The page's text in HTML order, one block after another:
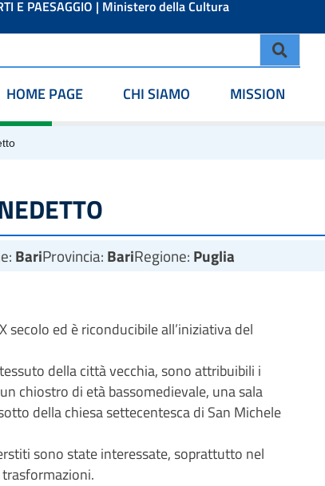
E PAESAGGIO | Ministero della Cultura
HOME PAGE CHI SIAMO MISSION
BariProvincia: BariRegione: Puglia
secolo ed è riconducibile all’iniziativa del
della città vecchia, sono attribuibili i
chiostro di età bassomedievale, una sala
della chiesa settecentesca di San Michele
sono state interessate, soprattutto nel